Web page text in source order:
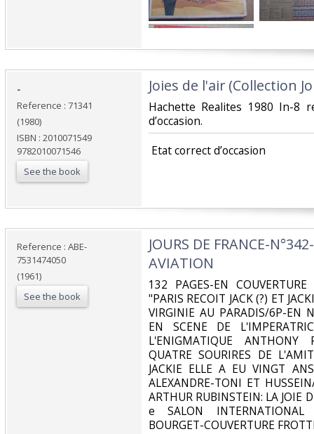
‎-‎
Reference : 71341
(1980)
ISBN : 2010071549
9782010071546
See the book
‎Joies de l'air (Collection
‎Hachette Realites 1980 In-8
d’occasion.‎
‎ Etat correct d’occasion ‎
Reference : ABE-
7531474050
(1961)
See the book
‎JOURS DE FRANCE-
AVIATION‎
‎132 PAGES-EN
"PARIS RECOIT JACK (?) ET
VIRGINIE AU PARADIS/6P-EN
EN SCENE DE
L'ENIGMATIQUE ANTHONY
QUATRE SOURIRES DE
JACKIE ELLE A EU VINGT
ALEXANDRE-TONI ET
ARTHUR RUBINSTEIN: LA JOIE
e SALON INTERNATIONAL
BOURGET-COUVERTURE